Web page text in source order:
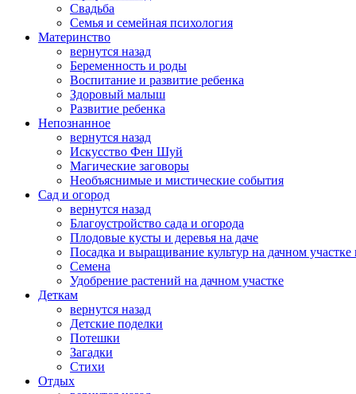
Свадьба
Семья и семейная психология
Материнство
вернутся назад
Беременность и роды
Воспитание и развитие ребенка
Здоровый малыш
Развитие ребенка
Непознанное
вернутся назад
Искусство Фен Шуй
Магические заговоры
Необъяснимые и мистические события
Сад и огород
вернутся назад
Благоустройство сада и огорода
Плодовые кусты и деревья на даче
Посадка и выращивание культур на дачном участке
Семена
Удобрение растений на дачном участке
Деткам
вернутся назад
Детские поделки
Потешки
Загадки
Стихи
Отдых